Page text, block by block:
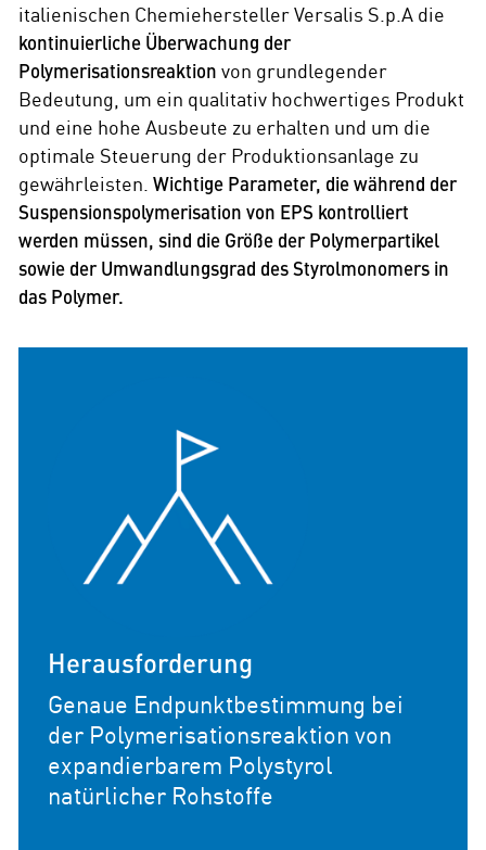
italienischen ChemieherstellerVersalis S.p.A die
kontinuierliche Überwachung der
Polymerisationsreaktion von grundlegender
Bedeutung, um ein qualitativ hochwertiges Produkt
und eine hohe Ausbeute zu erhalten und um die
optimale Steuerung der Produktionsanlage zu
gewährleisten.Wichtige Parameter, die während der
Suspensionspolymerisation von EPS kontrolliert
werden müssen, sind die Größe der Polymerpartikel
sowie der Umwandlungsgrad des Styrolmonomers in
das Polymer.
Herausforderung
Genaue Endpunktbestimmung bei
der Polymerisationsreaktion von
expandierbarem Polystyrol
natürlicher Rohstoffe